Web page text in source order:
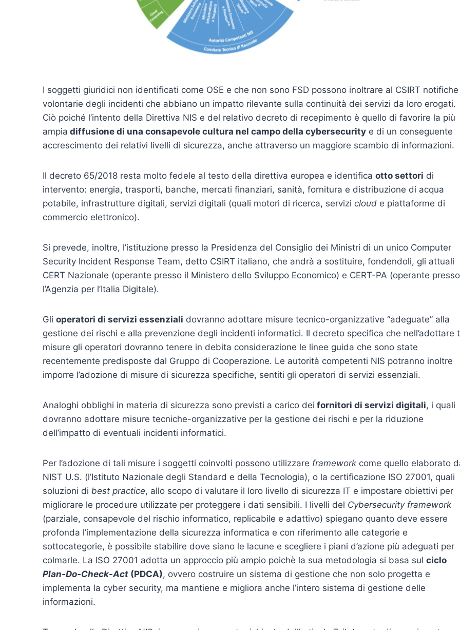
I soggetti giuridici non identificati come OSE e che non sono FSD possono inoltrare al CSIRT notifiche
volontarie degli incidenti che abbiano un impatto rilevante sulla continuità dei servizi da loro erogati.
Ciò poiché l’intento della Direttiva NIS e del relativo decreto di recepimento è quello di favorire la più
ampia diffusione di una consapevole cultura nel campo della cybersecurity e di un conseguente
accrescimento dei relativi livelli di sicurezza, anche attraverso un maggiore scambio di informazioni.
Il decreto 65/2018 resta molto fedele al testo della direttiva europea e identifica otto settori di
intervento: energia, trasporti, banche, mercati finanziari, sanità, fornitura e distribuzione di acqua
potabile, infrastrutture digitali, servizi digitali (quali motori di ricerca, servizi cloud e piattaforme di
commercio elettronico).
Si prevede, inoltre, l’istituzione presso la Presidenza del Consiglio dei Ministri di un unico Computer
Security Incident Response Team, detto CSIRT italiano, che andrà a sostituire, fondendoli, gli attuali
CERT Nazionale (operante presso il Ministero dello Sviluppo Economico) e CERT-PA (operante presso
l’Agenzia per l’Italia Digitale).
Gli operatori di servizi essenziali dovranno adottare misure tecnico-organizzative “adeguate” alla
gestione dei rischi e alla prevenzione degli incidenti informatici. Il decreto specifica che nell’adottare
misure gli operatori dovranno tenere in debita considerazione le linee guida che sono state
recentemente predisposte dal Gruppo di Cooperazione. Le autorità competenti NIS potranno inoltre
imporre l’adozione di misure di sicurezza specifiche, sentiti gli operatori di servizi essenziali.
Analoghi obblighi in materia di sicurezza sono previsti a carico dei fornitori di servizi digitali, i quali
dovranno adottare misure tecniche-organizzative per la gestione dei rischi e per la riduzione
dell’impatto di eventuali incidenti informatici.
Per l’adozione di tali misure i soggetti coinvolti possono utilizzare framework come quello elaborato
NIST U.S. (l’Istituto Nazionale degli Standard e della Tecnologia), o la certificazione ISO 27001, quali
soluzioni di best practice, allo scopo di valutare il loro livello di sicurezza IT e impostare obiettivi per
migliorare le procedure utilizzate per proteggere i dati sensibili. I livelli del Cybersecurity framework
(parziale, consapevole del rischio informatico, replicabile e adattivo) spiegano quanto deve essere
profonda l’implementazione della sicurezza informatica e con riferimento alle categorie e
sottocategorie, è possibile stabilire dove siano le lacune e scegliere i piani d’azione più adeguati per
colmarle. La ISO 27001 adotta un approccio più ampio poichè la sua metodologia si basa sul ciclo
Plan-Do-Check-Act (PDCA), ovvero costruire un sistema di gestione che non solo progetta e
implementa la cyber security, ma mantiene e migliora anche l’intero sistema di gestione delle
informazioni.